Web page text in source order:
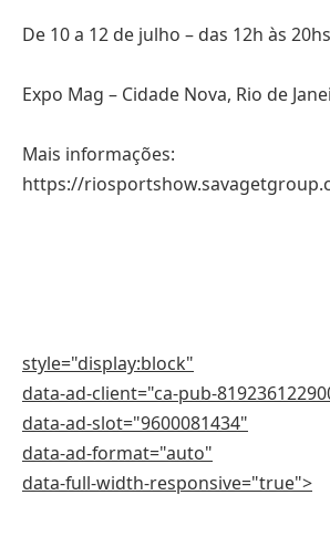
De 10 a 12 de julho – das 12h às 20hs
Expo Mag – Cidade Nova, Rio de
Mais informações:
https://
style="display:block"
data-ad-client="ca-pub-
data-ad-slot="9600081434"
data-ad-format="auto"
data-full-width-responsive="true">